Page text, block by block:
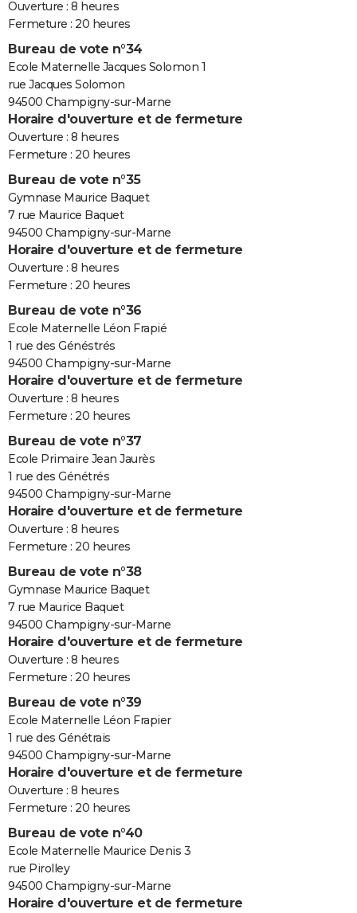
Ouverture : 8 heures
Fermeture : 20 heures
Bureau de vote n°34
Ecole Maternelle Jacques Solomon 1
rue Jacques Solomon
94500 Champigny-sur-Marne
Horaire d'ouverture et de fermeture
Ouverture : 8 heures
Fermeture : 20 heures
Bureau de vote n°35
Gymnase Maurice Baquet
7 rue Maurice Baquet
94500 Champigny-sur-Marne
Horaire d'ouverture et de fermeture
Ouverture : 8 heures
Fermeture : 20 heures
Bureau de vote n°36
Ecole Maternelle Léon Frapié
1 rue des Généstrés
94500 Champigny-sur-Marne
Horaire d'ouverture et de fermeture
Ouverture : 8 heures
Fermeture : 20 heures
Bureau de vote n°37
Ecole Primaire Jean Jaurès
1 rue des Génétrés
94500 Champigny-sur-Marne
Horaire d'ouverture et de fermeture
Ouverture : 8 heures
Fermeture : 20 heures
Bureau de vote n°38
Gymnase Maurice Baquet
7 rue Maurice Baquet
94500 Champigny-sur-Marne
Horaire d'ouverture et de fermeture
Ouverture : 8 heures
Fermeture : 20 heures
Bureau de vote n°39
Ecole Maternelle Léon Frapier
1 rue des Génétrais
94500 Champigny-sur-Marne
Horaire d'ouverture et de fermeture
Ouverture : 8 heures
Fermeture : 20 heures
Bureau de vote n°40
Ecole Maternelle Maurice Denis 3
rue Pirolley
94500 Champigny-sur-Marne
Horaire d'ouverture et de fermeture